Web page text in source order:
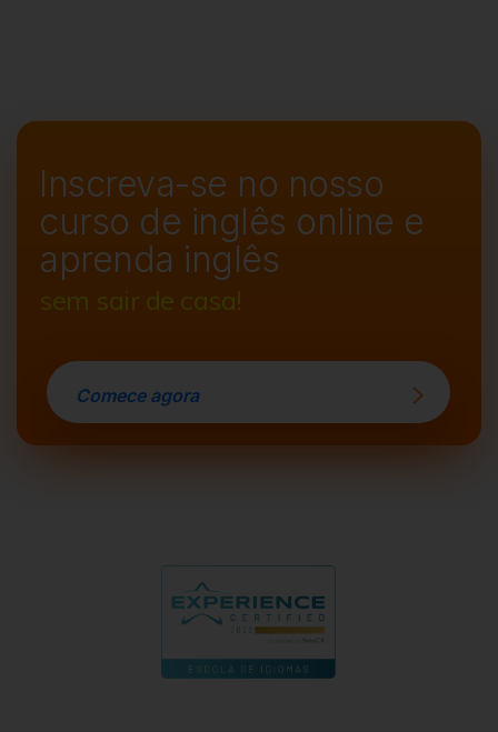
Inscreva-se no nosso
curso de inglês online e
aprenda inglês
sem sair de casa!
Comece agora